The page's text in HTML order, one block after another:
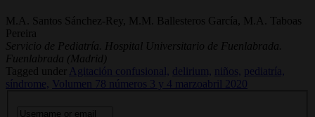
M.A. Santos Sánchez-Rey, M.M. Ballesteros García, M.A. Taboas
Pereira
Servicio de Pediatría. Hospital Universitario de Fuenlabrada.
Fuenlabrada (Madrid)
Tagged under
Agitación confusional, delirium, niños, pediatría,
síndrome,
Volumen 78 números 3 y 4 marzoabril 2020